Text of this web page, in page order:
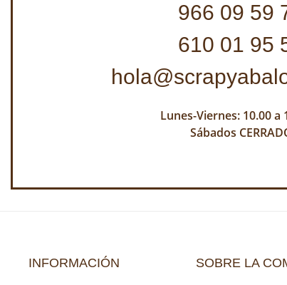
966 09 59
610 01 95
Lunes-Viernes: 10.00 a
Sábados
INFORMACIÓN SOBRE LA